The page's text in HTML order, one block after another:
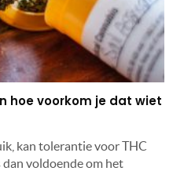
hoe voorkom je dat wiet
kan tolerantie voor THC
voldoende om het